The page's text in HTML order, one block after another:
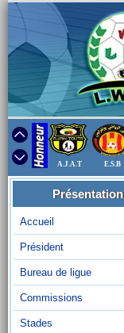
A.J.A.T E.S.B
Présentation
Accueil
Président
Bureau de ligue
Commissions
Stades